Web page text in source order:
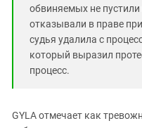
обвиняемых не
отказывали в праве
судья удалила с
который выразил
процесс.
GYLA отмечает как